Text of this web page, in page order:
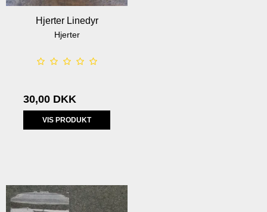
Hjerter Linedyr
Hjerter
30,00 DKK
VIS PRODUKT